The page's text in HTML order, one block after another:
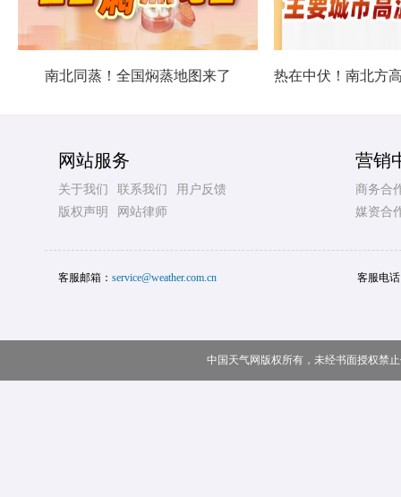
南北同蒸！全国焖蒸地图来了
网站服务
关于我们 联系我们
用户反馈
版权声明
网站律师
营销
商务合
媒资合
客服邮箱： service@weather.com.cn 客服电
中国天气网版权所有，未经书面授权